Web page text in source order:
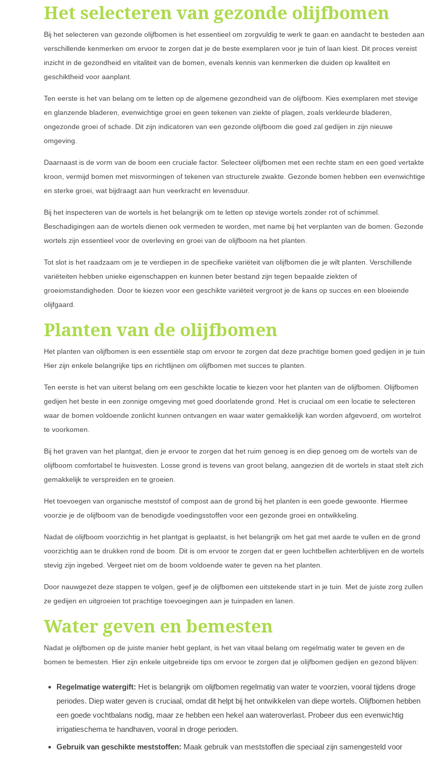
Het selecteren van gezonde olijfbomen
Bij het selecteren van gezonde olijfbomen is het essentieel om zorgvuldig te werk te gaan en aandacht te besteden aan
verschillende kenmerken om ervoor te zorgen dat je de beste exemplaren voor je tuin of laan kiest. Dit proces vereist
inzicht in de gezondheid en vitaliteit van de bomen, evenals kennis van kenmerken die duiden op kwaliteit en
geschiktheid voor aanplant.
Ten eerste is het van belang om te letten op de algemene gezondheid van de olijfboom. Kies exemplaren met stevige
en glanzende bladeren, evenwichtige groei en geen tekenen van ziekte of plagen, zoals verkleurde bladeren,
ongezonde groei of schade. Dit zijn indicatoren van een gezonde olijfboom die goed zal gedijen in zijn nieuwe
omgeving.
Daarnaast is de vorm van de boom een cruciale factor. Selecteer olijfbomen met een rechte stam en een goed vertakte
kroon, vermijd bomen met misvormingen of tekenen van structurele zwakte. Gezonde bomen hebben een evenwichtige
en sterke groei, wat bijdraagt aan hun veerkracht en levensduur.
Bij het inspecteren van de wortels is het belangrijk om te letten op stevige wortels zonder rot of schimmel.
Beschadigingen aan de wortels dienen ook vermeden te worden, met name bij het verplanten van de bomen. Gezonde
wortels zijn essentieel voor de overleving en groei van de olijfboom na het planten.
Tot slot is het raadzaam om je te verdiepen in de specifieke variëteit van olijfbomen die je wilt planten. Verschillende
variëteiten hebben unieke eigenschappen en kunnen beter bestand zijn tegen bepaalde ziekten of
groeiomstandigheden. Door te kiezen voor een geschikte variëteit vergroot je de kans op succes en een bloeiende
olijfgaard.
Planten van de olijfbomen
Het planten van olijfbomen is een essentiële stap om ervoor te zorgen dat deze prachtige bomen goed gedijen in je tuin.
Hier zijn enkele belangrijke tips en richtlijnen om olijfbomen met succes te planten.
Ten eerste is het van uiterst belang om een geschikte locatie te kiezen voor het planten van de olijfbomen. Olijfbomen
gedijen het beste in een zonnige omgeving met goed doorlatende grond. Het is cruciaal om een locatie te selecteren
waar de bomen voldoende zonlicht kunnen ontvangen en waar water gemakkelijk kan worden afgevoerd, om wortelrot
te voorkomen.
Bij het graven van het plantgat, dien je ervoor te zorgen dat het ruim genoeg is en diep genoeg om de wortels van de
olijfboom comfortabel te huisvesten. Losse grond is tevens van groot belang, aangezien dit de wortels in staat stelt zich
gemakkelijk te verspreiden en te groeien.
Het toevoegen van organische meststof of compost aan de grond bij het planten is een goede gewoonte. Hiermee
voorzie je de olijfboom van de benodigde voedingsstoffen voor een gezonde groei en ontwikkeling.
Nadat de olijfboom voorzichtig in het plantgat is geplaatst, is het belangrijk om het gat met aarde te vullen en de grond
voorzichtig aan te drukken rond de boom. Dit is om ervoor te zorgen dat er geen luchtbellen achterblijven en de wortels
stevig zijn ingebed. Vergeet niet om de boom voldoende water te geven na het planten.
Door nauwgezet deze stappen te volgen, geef je de olijfbomen een uitstekende start in je tuin. Met de juiste zorg zullen
ze gedijen en uitgroeien tot prachtige toevoegingen aan je tuinpaden en lanen.
Water geven en bemesten
Nadat je olijfbomen op de juiste manier hebt geplant, is het van vitaal belang om regelmatig water te geven en de
bomen te bemesten. Hier zijn enkele uitgebreide tips om ervoor te zorgen dat je olijfbomen gedijen en gezond blijven:
Regelmatige watergift: Het is belangrijk om olijfbomen regelmatig van water te voorzien, vooral tijdens droge
periodes. Diep water geven is cruciaal, omdat dit helpt bij het ontwikkelen van diepe wortels. Olijfbomen hebben
een goede vochtbalans nodig, maar ze hebben een hekel aan wateroverlast. Probeer dus een evenwichtig
irrigatieschema te handhaven, vooral in droge perioden.
Gebruik van geschikte meststoffen: Maak gebruik van meststoffen die speciaal zijn samengesteld voor